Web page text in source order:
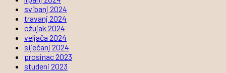
svibanj 2024
travanj 2024
ožujak 2024
veljača 2024
siječanj 2024
prosinac 2023
studeni 2023